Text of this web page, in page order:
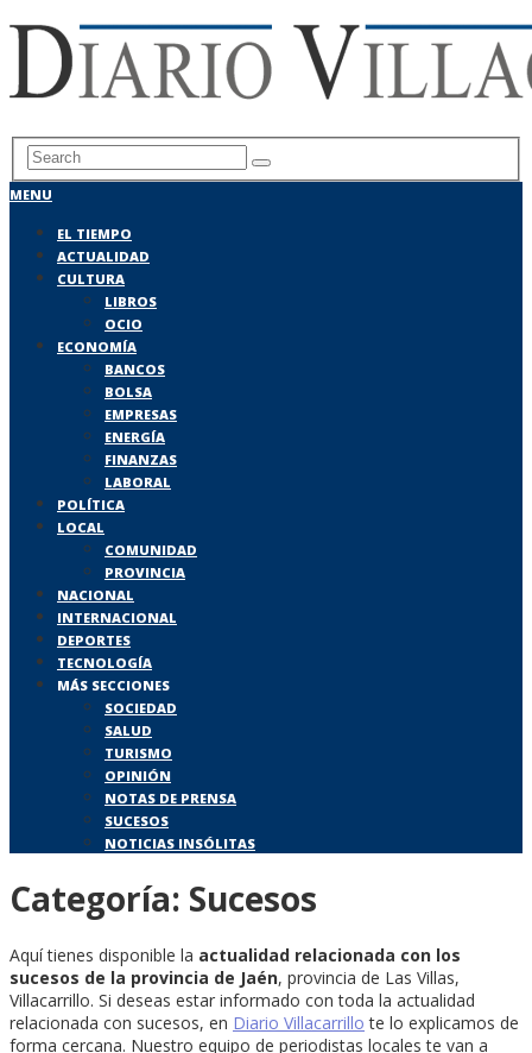
MENU
EL TIEMPO
ACTUALIDAD
CULTURA
LIBROS
OCIO
ECONOMÍA
BANCOS
BOLSA
EMPRESAS
ENERGÍA
FINANZAS
LABORAL
POLÍTICA
LOCAL
COMUNIDAD
PROVINCIA
NACIONAL
INTERNACIONAL
DEPORTES
TECNOLOGÍA
MÁS SECCIONES
SOCIEDAD
SALUD
TURISMO
OPINIÓN
NOTAS DE PRENSA
SUCESOS
NOTICIAS INSÓLITAS
Categoría: Sucesos
Aquí tienes disponible la actualidad relacionada con los
sucesos de la provincia de Jaén, provincia de Las Villas,
Villacarrillo. Si deseas estar informado con toda la actualidad
relacionada con sucesos, en Diario Villacarrillo te lo explicamos de
forma cercana. Nuestro equipo de periodistas locales te van a